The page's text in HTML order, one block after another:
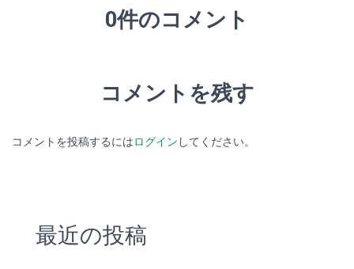
0件のコメント
コメントを残す
コメントを投稿するにはログイン してください。
最近の投稿